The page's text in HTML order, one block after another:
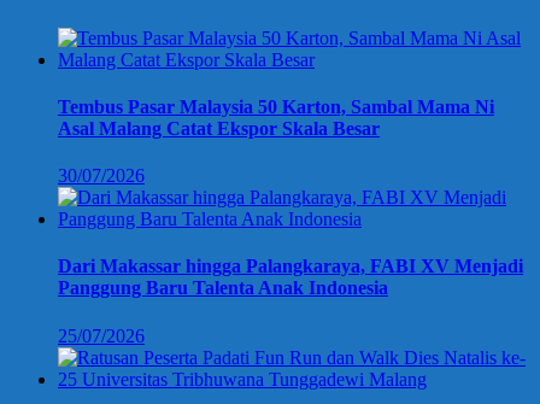
Tembus Pasar Malaysia 50 Karton, Sambal Mama Ni
Asal Malang Catat Ekspor Skala Besar
30/07/2026
Dari Makassar hingga Palangkaraya, FABI XV Menjadi
Panggung Baru Talenta Anak Indonesia
25/07/2026